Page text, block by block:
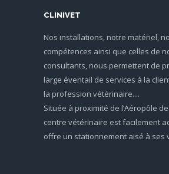
CLINIVET
Nos installations, notre matériel,
compétences ainsi que celles de
consultants, nous permettent de
large éventail de services à la
la profession vétérinaire....
Située à proximité de l’Aéropôle
centre vétérinaire est facilement
offre un stationnement aisé à ses